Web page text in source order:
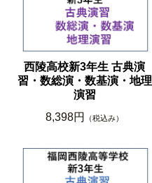
西陵高校新3年生 古典演
習・数総演・数基演・地理
演習
8,398円
（税込み）